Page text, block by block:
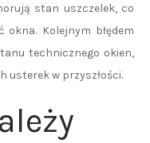
stan uszczelek, co
okna. Kolejnym błędem
technicznego okien,
usterek w przyszłości.